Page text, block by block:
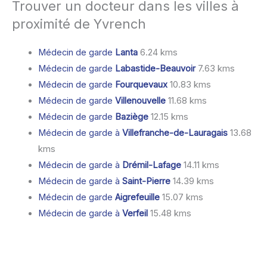
Trouver un docteur dans les villes à
proximité de Yvrench
Médecin de garde Lanta6.24 kms
Médecin de garde Labastide-Beauvoir7.63 kms
Médecin de garde Fourquevaux10.83 kms
Médecin de garde Villenouvelle11.68 kms
Médecin de garde Baziège12.15 kms
Médecin de garde à Villefranche-de-Lauragais13.68
kms
Médecin de garde à Drémil-Lafage14.11 kms
Médecin de garde à Saint-Pierre14.39 kms
Médecin de garde Aigrefeuille15.07 kms
Médecin de garde à Verfeil15.48 kms